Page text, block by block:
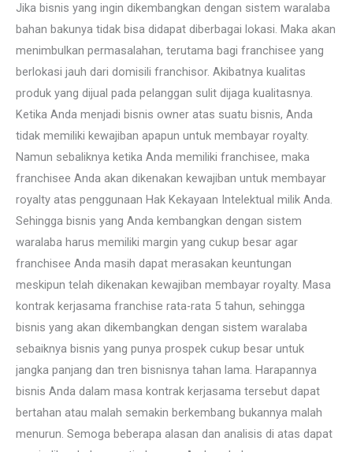
Jika bisnis yang ingin dikembangkan dengan sistem waralaba
bahan bakunya tidak bisa didapat diberbagai lokasi. Maka akan
menimbulkan permasalahan, terutama bagi franchisee yang
berlokasi jauh dari domisili franchisor. Akibatnya kualitas
produk yang dijual pada pelanggan sulit dijaga kualitasnya.
Ketika Anda menjadi bisnis owner atas suatu bisnis, Anda
tidak memiliki kewajiban apapun untuk membayar royalty.
Namun sebaliknya ketika Anda memiliki franchisee, maka
franchisee Anda akan dikenakan kewajiban untuk membayar
royalty atas penggunaan Hak Kekayaan Intelektual milik Anda.
Sehingga bisnis yang Anda kembangkan dengan sistem
waralaba harus memiliki margin yang cukup besar agar
franchisee Anda masih dapat merasakan keuntungan
meskipun telah dikenakan kewajiban membayar royalty. Masa
kontrak kerjasama franchise rata-rata 5 tahun, sehingga
bisnis yang akan dikembangkan dengan sistem waralaba
sebaiknya bisnis yang punya prospek cukup besar untuk
jangka panjang dan tren bisnisnya tahan lama. Harapannya
bisnis Anda dalam masa kontrak kerjasama tersebut dapat
bertahan atau malah semakin berkembang bukannya malah
menurun. Semoga beberapa alasan dan analisis di atas dapat